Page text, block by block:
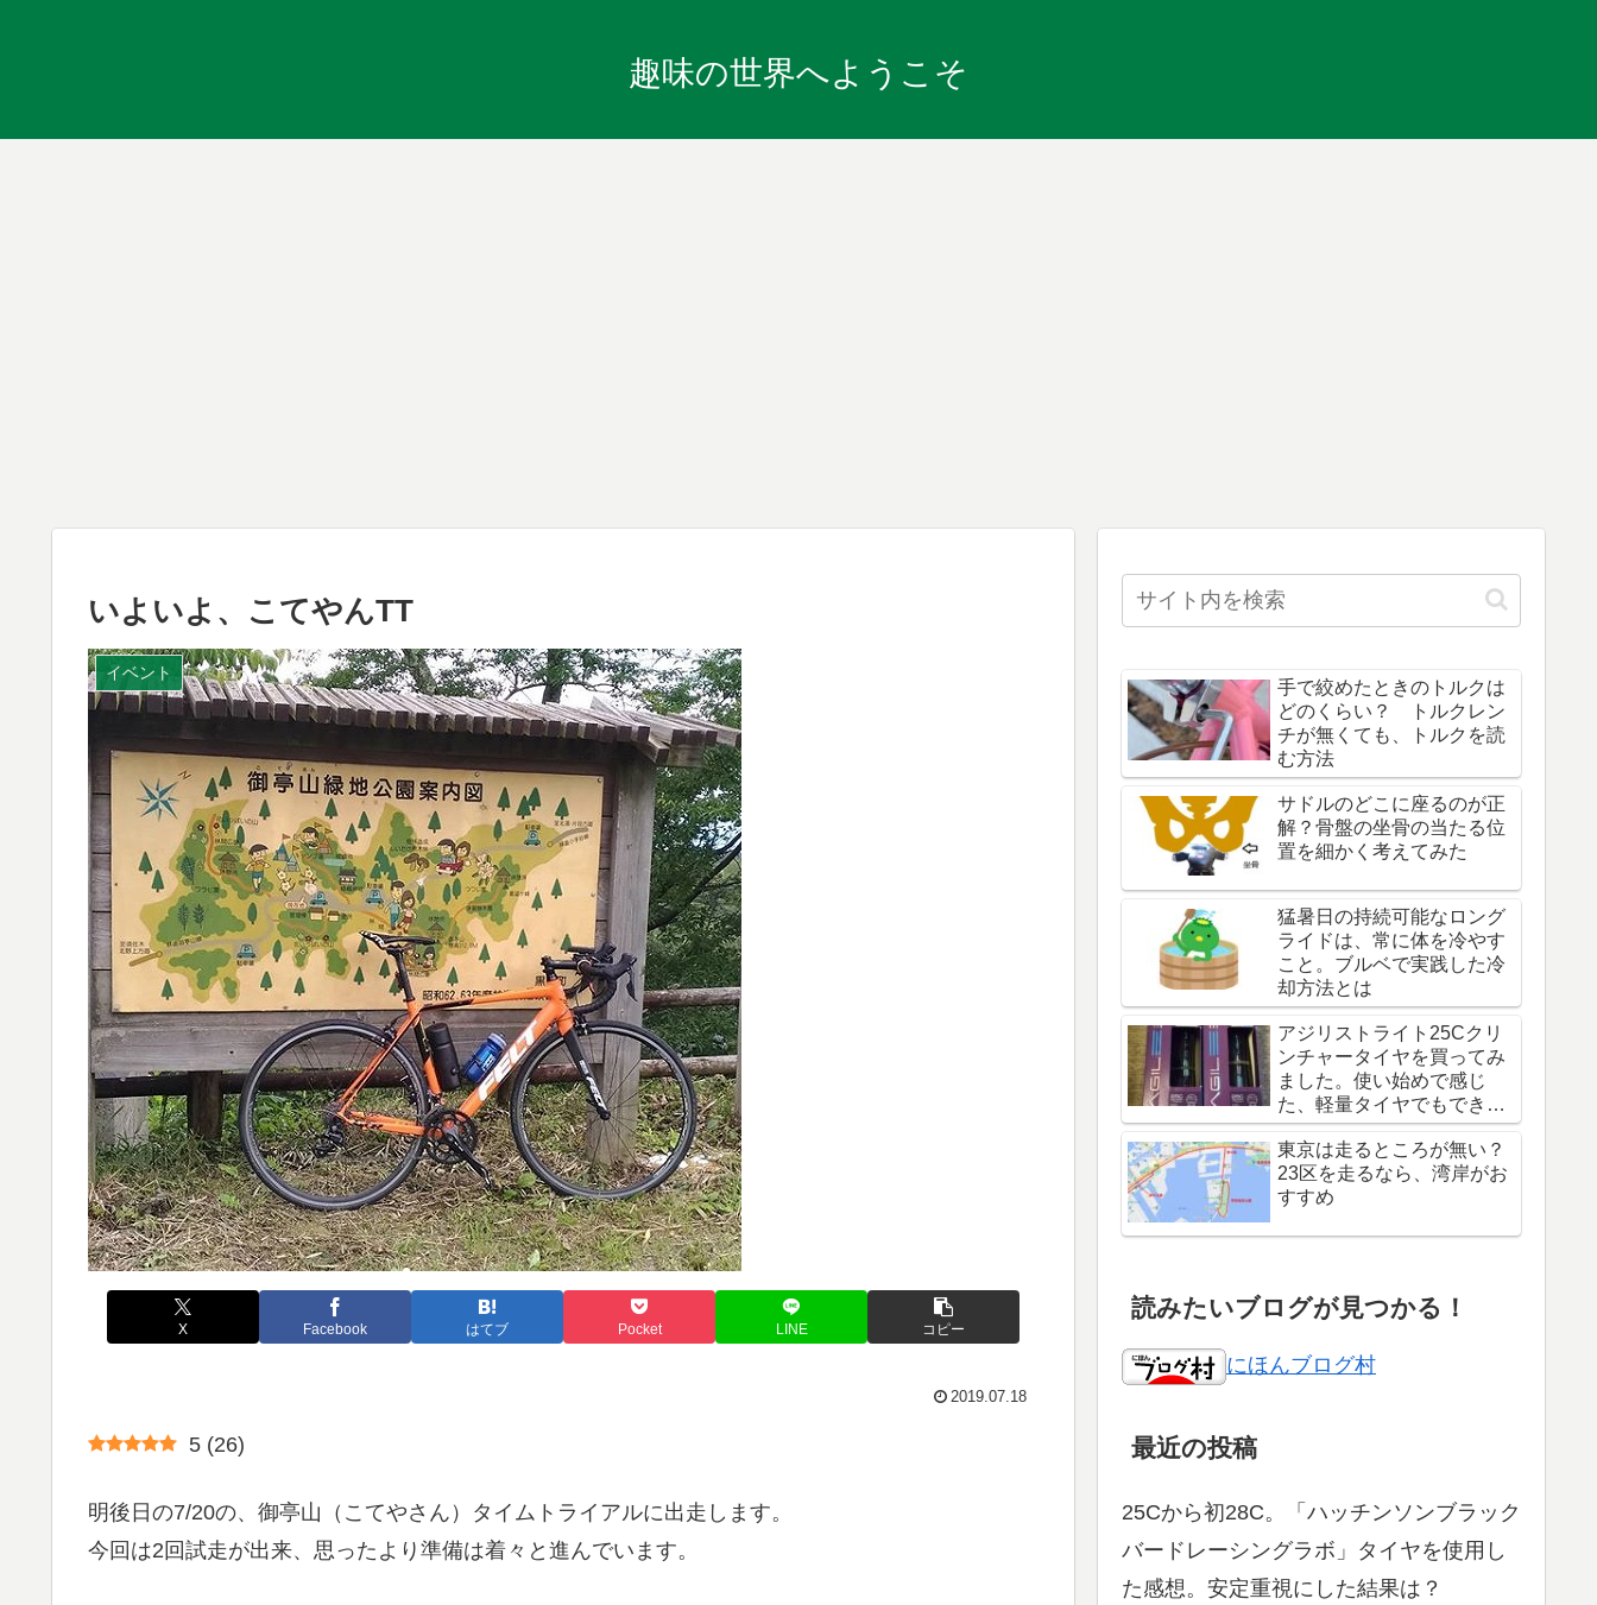
趣味の世界へようこそ
いよいよ、こてやんTT
イベント
X Facebook はてブ Pocket LINE コピー
2019.07.18
5 (26)
明後日の7/20の、御亭山（こてやさん）タイムトライアルに出走します。
今回は2回試走が出来、思ったより準備は着々と進んでいます。
手で絞めたときのトルクは
どのくらい？ トルクレン
チが無くても、トルクを読
む方法
サドルのどこに座るのが正
解？骨盤の坐骨の当たる位
置を細かく考えてみた
猛暑日の持続可能なロング
ライドは、常に体を冷やす
こと。ブルベで実践した冷
却方法とは
アジリストライト25Cクリ
ンチャータイヤを買ってみ
ました。使い始めで感じ
た、軽量タイヤでもできる
安心感
東京は走るところが無い？
23区を走るなら、湾岸がお
すすめ
読みたいブログが見つかる！
にほんブログ村
最近の投稿
25Cから初28C。「ハッチンソンブラック
バードレーシングラボ」タイヤを使用し
た感想。安定重視にした結果は？